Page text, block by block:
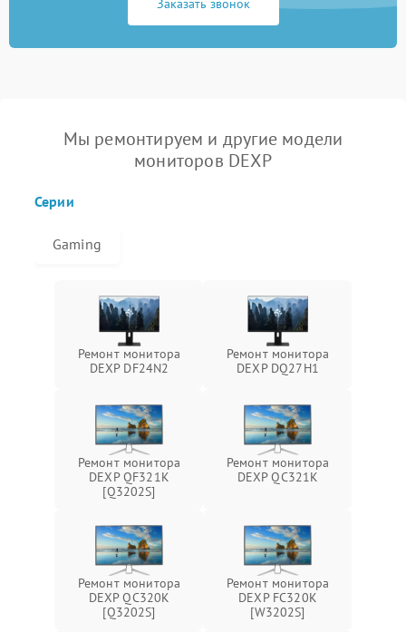
Заказать звонок
Мы ремонтируем и другие модели
мониторов DEXP
Серии
Gaming
Ремонт монитора
DEXP DF24N2
Ремонт монитора
DEXP DQ27H1
Ремонт монитора
DEXP QF321K
[Q3202S]
Ремонт монитора
DEXP QC321K
Ремонт монитора
DEXP QC320K
[Q3202S]
Ремонт монитора
DEXP FC320K
[W3202S]